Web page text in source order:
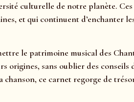
culturelle de notre planète.
et qui continuent d’enchanter
le patrimoine musical des
origines, sans oublier des
ce carnet regorge de